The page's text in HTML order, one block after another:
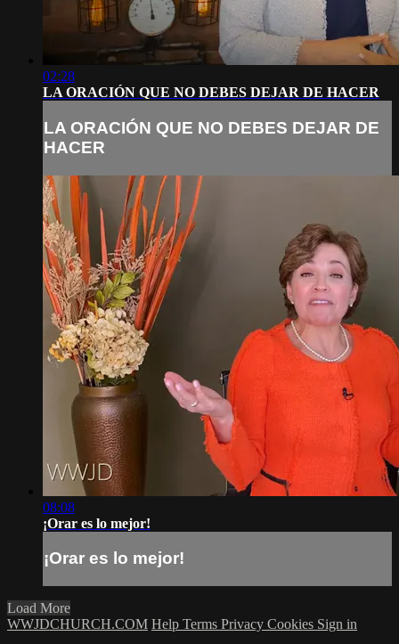
02:28
LA ORACIÓN QUE NO DEBES DEJAR DE HACER
LA ORACIÓN QUE NO DEBES DEJAR DE
HACER
08:08
¡Orar es lo mejor!
¡Orar es lo mejor!
Load More
WWJDCHURCH.COM Help Terms Privacy Cookies Sign in